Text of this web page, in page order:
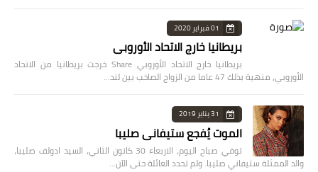
01 فبراير 2020
بريطانيا خارج الاتحاد الأوروبي
بريطانيا خارج الاتحاد الأوروبي Share خرجت بريطانيا من الاتحاد
الأوروبي، منهية بذلك 47 عاما من الزواج الصاخب بين لند…
31 يناير 2019
الموت يُفجع ستيفاني صليبا
توفي صباح اليوم، الاربعاء 30 كانون الثاني، السيد ادولف صليبا،
والد الممثلة ستيفاني صليبا. ولم تحدد العائلة حتى الآن…